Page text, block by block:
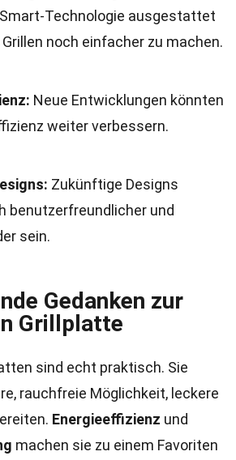
Technologie ausgestattet
noch einfacher zu machen.
Neue Entwicklungen könnten
weiter verbessern.
Zukünftige Designs
benutzerfreundlicher und
sein.
Gedanken zur
Grillplatte
sind echt praktisch. Sie
rauchfreie Möglichkeit, leckere
Energieeffizienz und
machen sie zu einem Favoriten